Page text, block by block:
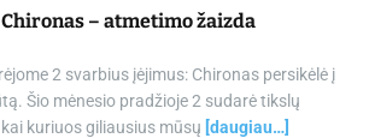
– atmetimo žaizda
2 svarbius įėjimus: Chironas persikėlė į
Šio mėnesio pradžioje 2 sudarė tikslų
kuriuos giliausius mūsų [daugiau…]